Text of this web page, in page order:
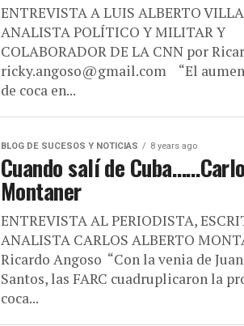
ENTREVISTA A LUIS ALBERTO
ANALISTA POLÍTICO Y MILITAR Y
COLABORADOR DE LA CNN por
ricky.angoso@gmail.com “El
de coca en...
BLOG DE SUCESOS Y NOTICIAS 8 years ago
Cuando salí de
Montaner
ENTREVISTA AL PERIODISTA,
ANALISTA CARLOS ALBERTO
Ricardo Angoso “Con la venia de
Santos, las FARC cuadruplicaron la
coca...